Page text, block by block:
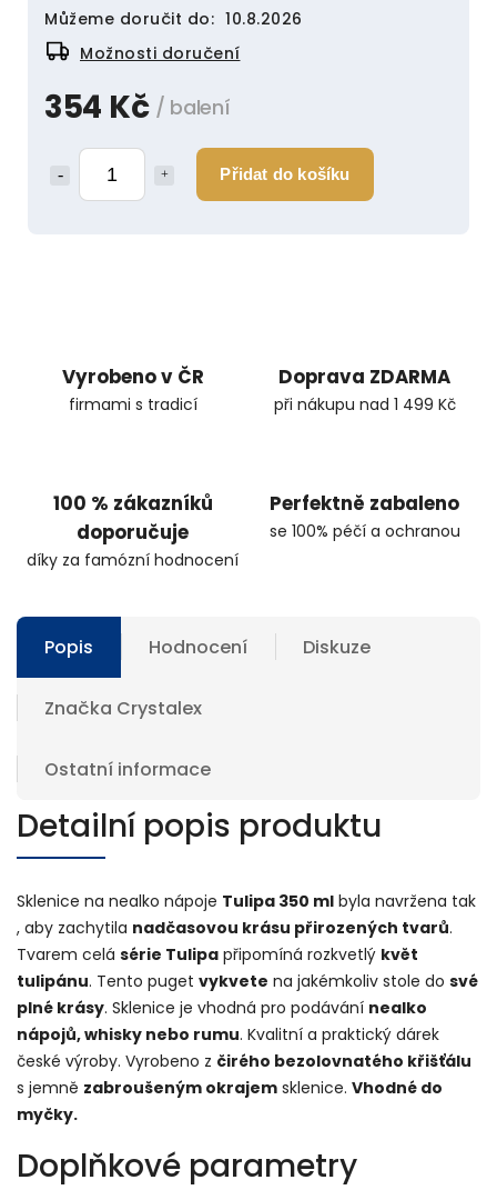
354 Kč / balení
Přidat do košíku
Můžeme doručit do: 10.8.2026
Možnosti doručení
Vyrobeno v ČR
firmami s tradicí
Doprava ZDARMA
při nákupu nad 1 499 Kč
100 % zákazníků
doporučuje
díky za famózní hodnocení
Perfektně zabaleno
se 100% péčí a ochranou
Popis Hodnocení Diskuze
Značka Crystalex
Ostatní informace
Detailní popis produktu
Sklenice na nealko nápoje Tulipa 350 ml byla navržena tak
, aby zachytila nadčasovou krásu přirozených tvarů.
Tvarem celá série Tulipa připomíná rozkvetlý květ
tulipánu. Tento puget vykvete na jakémkoliv stole do své
plné krásy. Sklenice je vhodná pro podávání nealko
nápojů, whisky nebo rumu. Kvalitní a praktický dárek
české výroby. Vyrobeno z čirého bezolovnatého křišťálu
s jemně zabroušeným okrajem sklenice. Vhodné do
myčky.
Doplňkové parametry